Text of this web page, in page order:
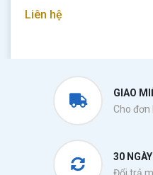
Liên hệ
GIAO
Cho
30